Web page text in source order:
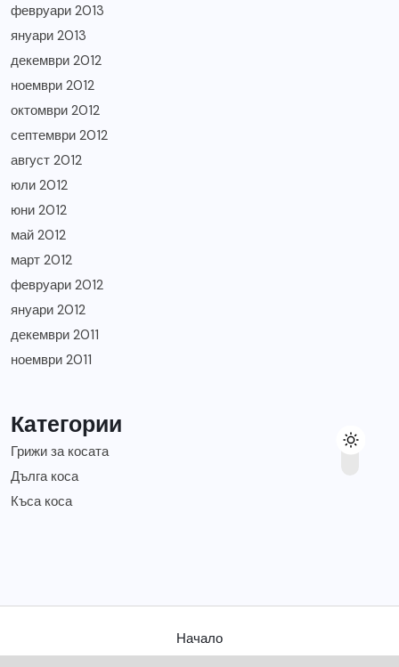
февруари 2013
януари 2013
декември 2012
ноември 2012
октомври 2012
септември 2012
август 2012
юли 2012
юни 2012
май 2012
март 2012
февруари 2012
януари 2012
декември 2011
ноември 2011
Категории
Грижи за косата
Дълга коса
Къса коса
Начало